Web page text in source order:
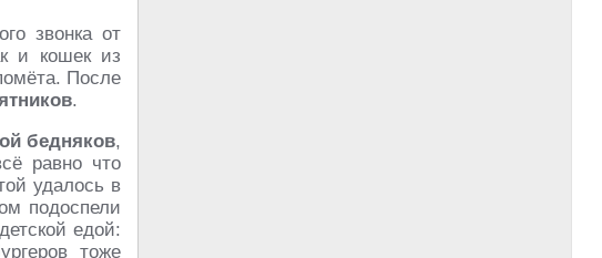
звонка от
и кошек из
После
.
бедняков,
равно что
удалось в
подоспели
едой:
тоже